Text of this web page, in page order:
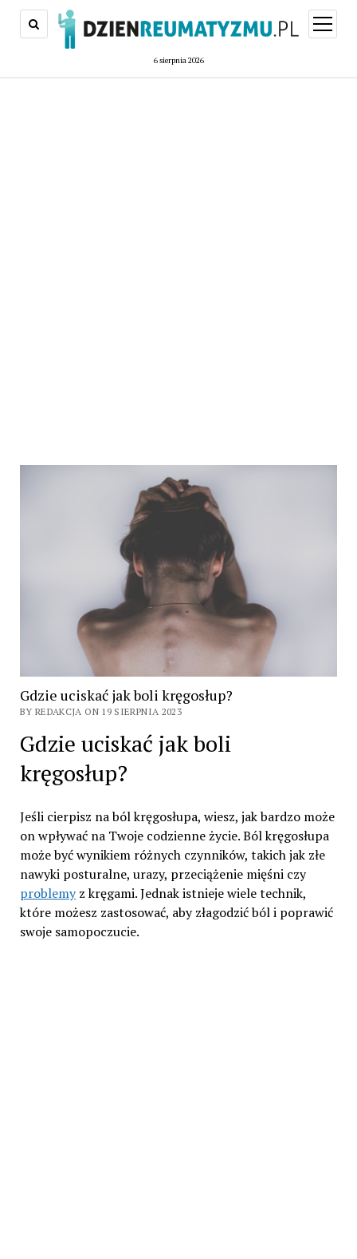
6 sierpnia 2026
open
menu
Gdzie uciskać jak boli kręgosłup?
BY REDAKCJA ON 19 SIERPNIA 2023
Gdzie uciskać jak boli
kręgosłup?
Jeśli cierpisz na ból kręgosłupa, wiesz, jak bardzo może
on wpływać na Twoje codzienne życie. Ból kręgosłupa
może być wynikiem różnych czynników, takich jak złe
nawyki posturalne, urazy, przeciążenie mięśni czy
problemyz kręgami. Jednak istnieje wiele technik,
które możesz zastosować, aby złagodzić ból i poprawić
swoje samopoczucie.